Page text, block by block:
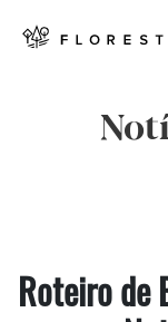
Roteiro de